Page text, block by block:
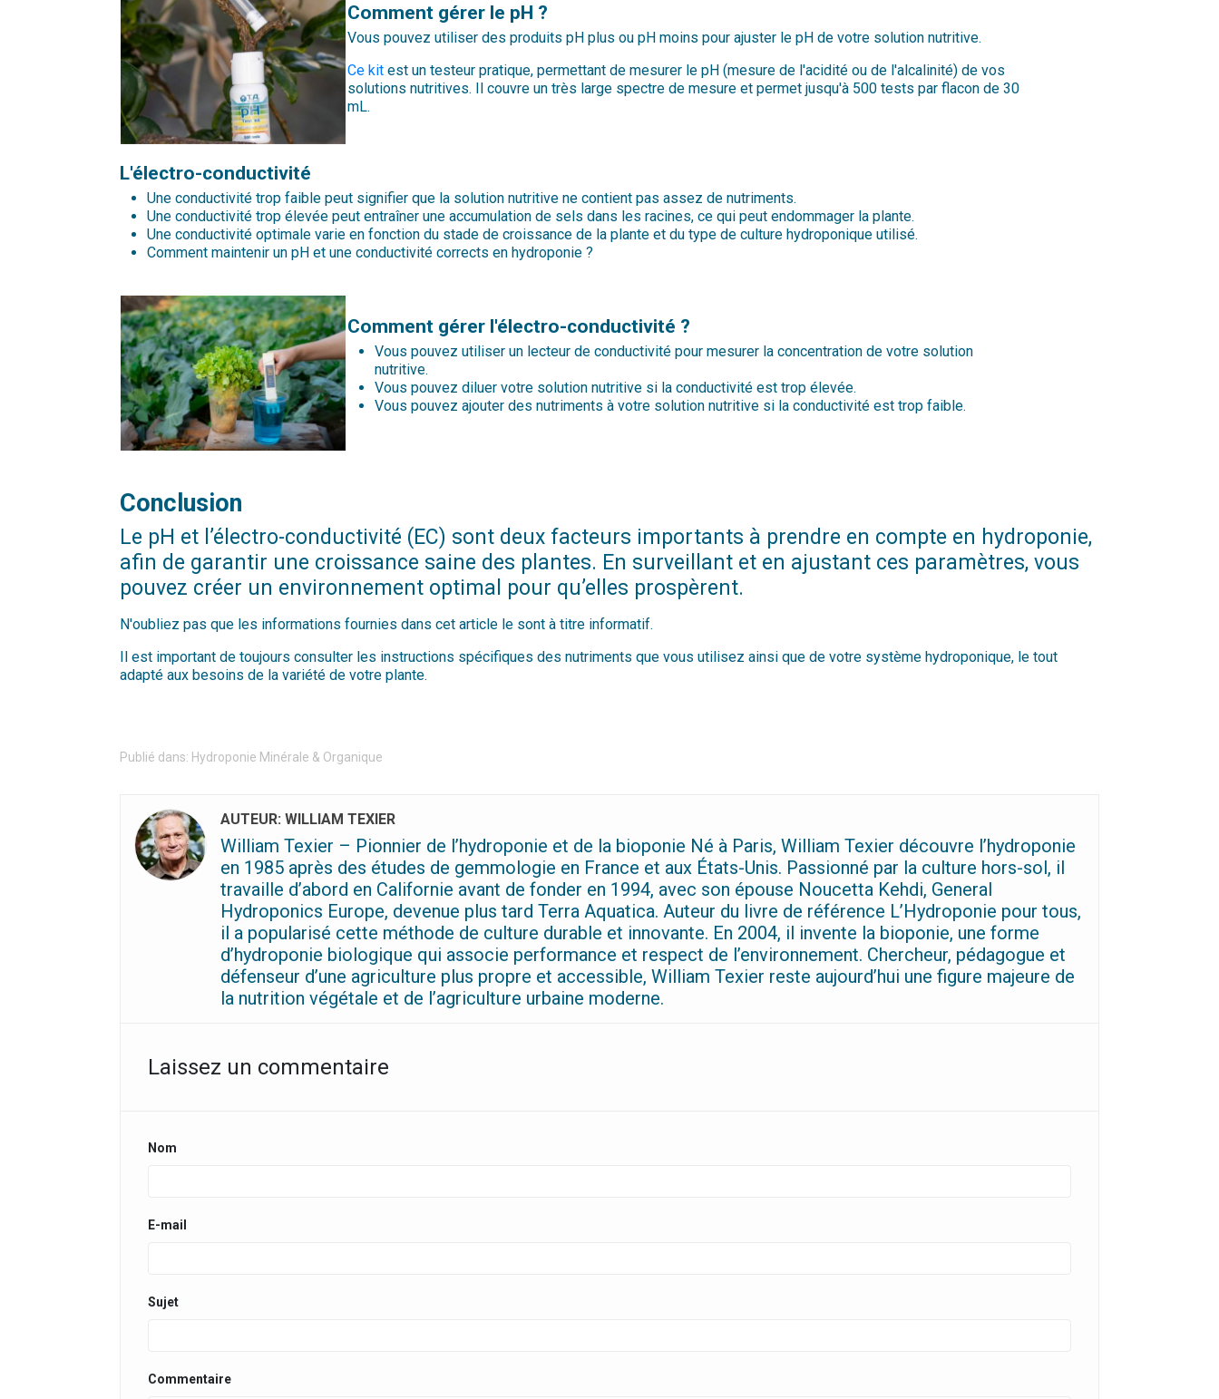
Comment gérer le pH ?
Vous pouvez utiliser des produits pH plus ou pH moins pour ajuster le pH de votre solution nutritive.
Ce kit est un testeur pratique, permettant de mesurer le pH (mesure de l'acidité ou de l'alcalinité) de vos
solutions nutritives. Il couvre un très large spectre de mesure et permet jusqu'à 500 tests par flacon de 30
mL.
L'électro-conductivité
Une conductivité trop faible peut signifier que la solution nutritive ne contient pas assez de nutriments.
Une conductivité trop élevée peut entraîner une accumulation de sels dans les racines, ce qui peut endommager la plante.
Une conductivité optimale varie en fonction du stade de croissance de la plante et du type de culture hydroponique utilisé.
Comment maintenir un pH et une conductivité corrects en hydroponie ?
Comment gérer l'électro-conductivité ?
Vous pouvez utiliser un lecteur de conductivité pour mesurer la concentration de votre solution
nutritive.
Vous pouvez diluer votre solution nutritive si la conductivité est trop élevée.
Vous pouvez ajouter des nutriments à votre solution nutritive si la conductivité est trop faible.
Conclusion
Le pH et l’électro-conductivité (EC) sont deux facteurs importants à prendre en compte en hydroponie,
afin de garantir une croissance saine des plantes. En surveillant et en ajustant ces paramètres, vous
pouvez créer un environnement optimal pour qu’elles prospèrent.
N'oubliez pas que les informations fournies dans cet article le sont à titre informatif.
Il est important de toujours consulter les instructions spécifiques des nutriments que vous utilisez ainsi que de votre système hydroponique, le tout
adapté aux besoins de la variété de votre plante.
Publié dans: Hydroponie Minérale & Organique
AUTEUR: WILLIAM TEXIER
William Texier – Pionnier de l’hydroponie et de la bioponie Né à Paris, William Texier découvre l’hydroponie
en 1985 après des études de gemmologie en France et aux États-Unis. Passionné par la culture hors-sol, il
travaille d’abord en Californie avant de fonder en 1994, avec son épouse Noucetta Kehdi, General
Hydroponics Europe, devenue plus tard Terra Aquatica. Auteur du livre de référence L’Hydroponie pour tous,
il a popularisé cette méthode de culture durable et innovante. En 2004, il invente la bioponie, une forme
d’hydroponie biologique qui associe performance et respect de l’environnement. Chercheur, pédagogue et
défenseur d’une agriculture plus propre et accessible, William Texier reste aujourd’hui une figure majeure de
la nutrition végétale et de l’agriculture urbaine moderne.
Laissez un commentaire
Nom
E-mail
Sujet
Commentaire